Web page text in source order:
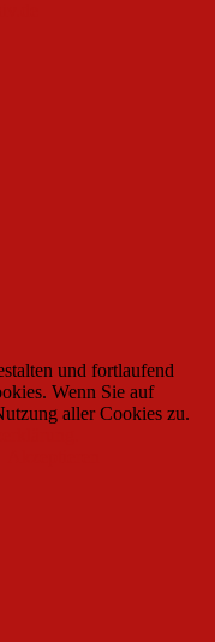
und fortlaufend
Wenn Sie auf
aller Cookies zu.